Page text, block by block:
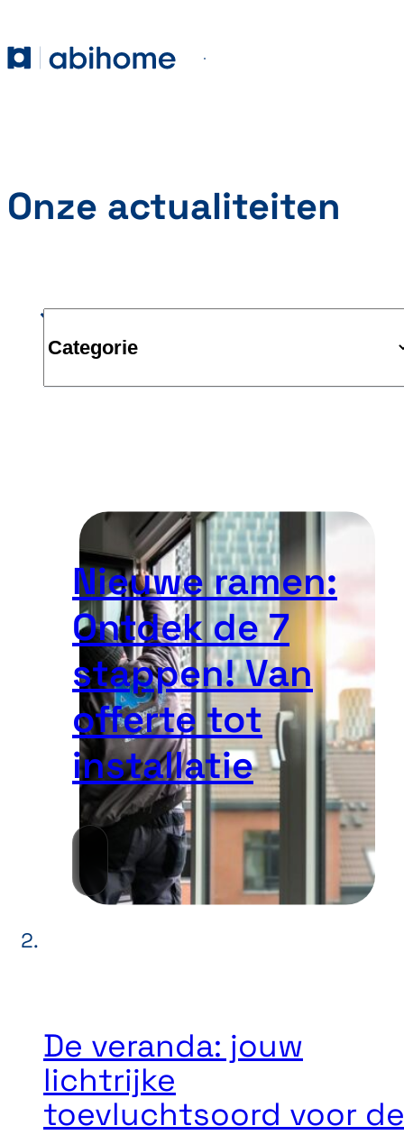
Abihome
Onze actualiteiten
Nieuwe ramen:
Ontdek de 7
stappen! Van
offerte tot
installatie
De veranda: jouw
lichtrijke
toevluchtsoord voor de